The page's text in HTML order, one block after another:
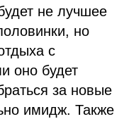
не лучшее
но
с
оно будет
за новые
имидж. Также